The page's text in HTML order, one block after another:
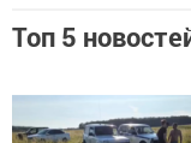
Топ 5